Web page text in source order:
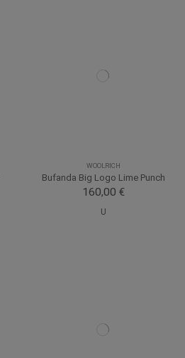
WOOLRICH
Bufanda Big Logo Lime Punch
160,00 €
U